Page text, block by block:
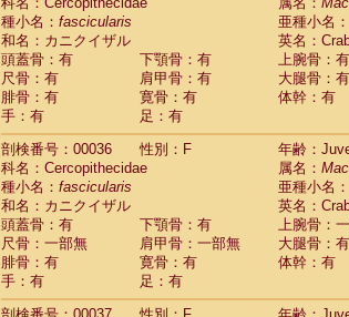
Cercopithecidae hybrid(2)
Cercopithecidae (0)
CercopithecidaeAllenopithecus
CercopithecidaeCercopithecus
CercopithecidaeCercopithecus
CercopithecidaeCercopithecus cephus
CercopithecidaeCercopithecus diana
CercopithecidaeCercopithecus
Cercopithecidae Cercopithecus lhoesti
Cercopithecidae Cercopithecus mitis(1)
CercopithecidaeCercopithecus mitis
CercopithecidaeCercopithecus mitis
CercopithecidaeCercopithecus mona
CercopithecidaeCercopithecus
CercopithecidaeCercopithecus
種小名： fascicularis
亜種小名：
和名：カニクイザル
英名：
頭蓋骨：有
下顎骨：有 上腕骨：有
尺骨：有
肩甲骨：有 大腿骨：有
腓骨：有
寛骨：有
体幹：有
手：有
足：有
剖検番号：00036
性別：F
年齢：
科名：Cercopithecidae
属名：
種小名： fascicularis
亜種小名：
和名：カニクイザル
英名：
頭蓋骨：有
下顎骨：有 上腕骨：
尺骨：一部無
肩甲骨：一部無 大腿骨：有
腓骨：有
寛骨：有
体幹：有
手：有
足：有